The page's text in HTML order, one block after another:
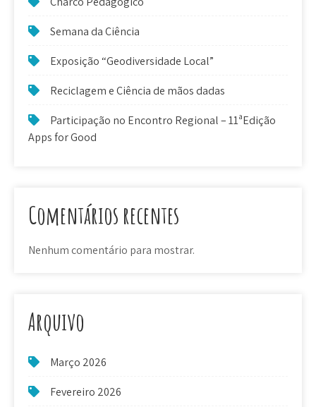
Semana da Ciência
Exposição “Geodiversidade Local”
Reciclagem e Ciência de mãos dadas
Participação no Encontro Regional – 11ªEdição
Apps for Good
Comentários recentes
Nenhum comentário para mostrar.
Arquivo
Março 2026
Fevereiro 2026